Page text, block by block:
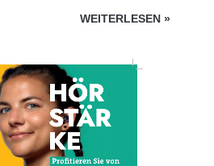
WEITERLESEN »